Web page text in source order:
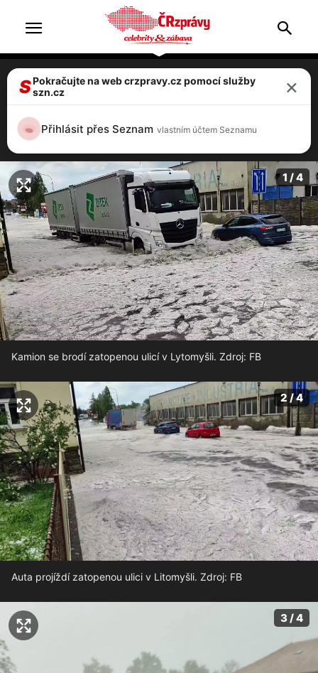
VIDEO: Supercela v Litomyšli! Kroupy
vodou!
1 / 4
Kamion se brodí zatopenou ulicí v Lytomyšli. Zdroj: FB
2 / 4
Auta projíždí zatopenou ulici v Litomyšli. Zdroj: FB
3 / 4
SPokračujte na web crzpravy.cz pomocí služby
szn.cz
×
Přihlásit přes Seznam vlastním účtem Seznamu